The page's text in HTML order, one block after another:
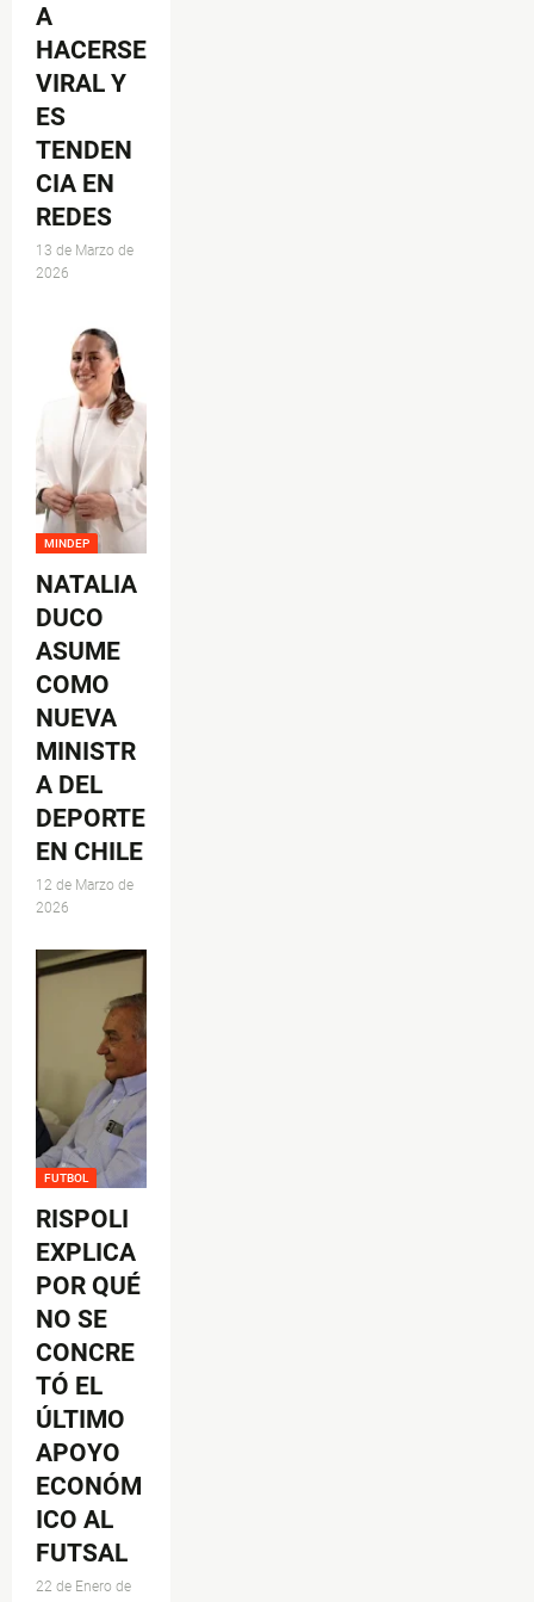
A
HACERSE
VIRAL Y
ES
TENDEN
CIA EN
REDES
13 de Marzo de
2026
MINDEP
NATALIA
DUCO
ASUME
COMO
NUEVA
MINISTR
A DEL
DEPORTE
EN CHILE
12 de Marzo de
2026
FUTBOL
RISPOLI
EXPLICA
POR QUÉ
NO SE
CONCRE
TÓ EL
ÚLTIMO
APOYO
ECONÓM
ICO AL
FUTSAL
22 de Enero de